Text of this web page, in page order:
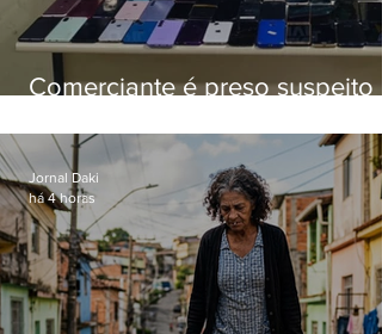
Comerciante é preso suspeito
loja
Jornal Daki
há 4 horas